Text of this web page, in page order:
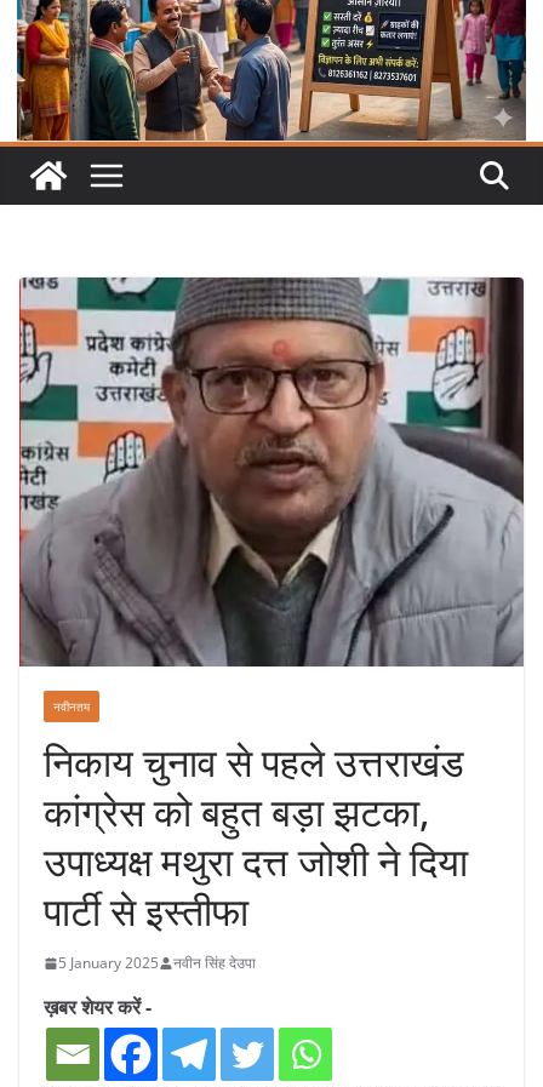
नवीनतम
निकाय चुनाव से पहले उत्तराखंड
कांग्रेस को बहुत बड़ा झटका,
उपाध्यक्ष मथुरा दत्त जोशी ने दिया
पार्टी से इस्तीफा
5 January 2025 नवीन सिंह देउपा
ख़बर शेयर करें -